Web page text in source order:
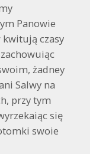
Panowie
kwitują czasy
żadney
Salwy na
przy tym
się
swoie